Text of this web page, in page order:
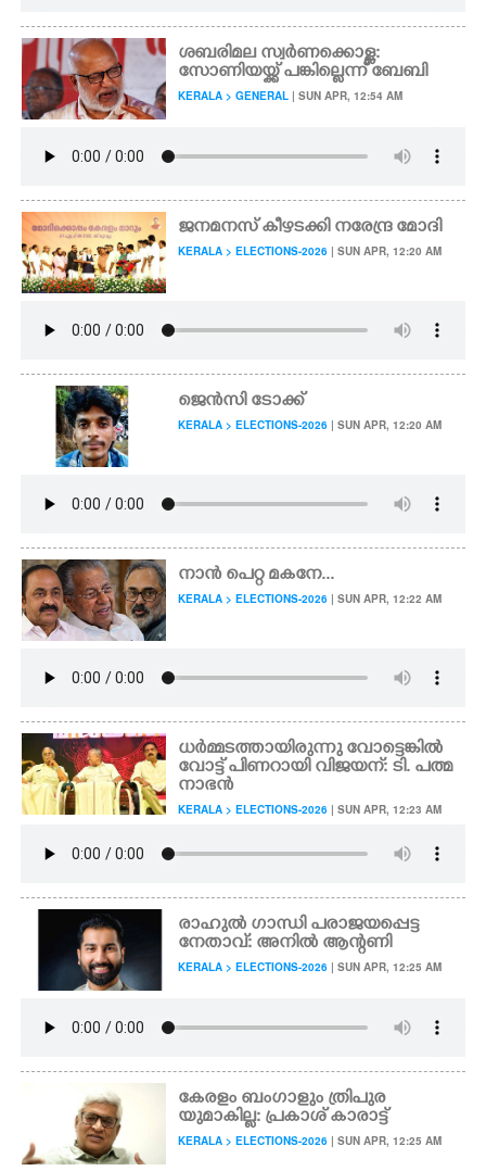
ശബരിമല സ്വർണക്കൊള്ള:
സോണിയയ്ക്ക് പങ്കില്ലെന്ന് ബേബി
KERALA > GENERAL | SUN APR, 12:54 AM
ജനമനസ് കീഴടക്കി ​നരേന്ദ്ര മോ​ദി
KERALA > ELECTIONS-2026 | SUN APR, 12:20 AM
ജെൻസി ടോക്ക്
KERALA > ELECTIONS-2026 | SUN APR, 12:20 AM
നാൻ പെറ്റ മകനേ...
KERALA > ELECTIONS-2026 | SUN APR, 12:22 AM
ധർമ്മടത്തായിരുന്നു വോട്ടെങ്കിൽ
വോട്ട് പിണറായി വിജയന്: ടി. പത്മ
നാഭൻ
KERALA > ELECTIONS-2026 | SUN APR, 12:23 AM
രാഹുൽ ഗാന്ധി പരാജയപ്പെട്ട
നേതാവ്: അനിൽ ആന്റണി
KERALA > ELECTIONS-2026 | SUN APR, 12:25 AM
കേരളം ബംഗാളും ത്രിപുര
യുമാകില്ല: പ്രകാശ് കാരാട്ട്
KERALA > ELECTIONS-2026 | SUN APR, 12:25 AM